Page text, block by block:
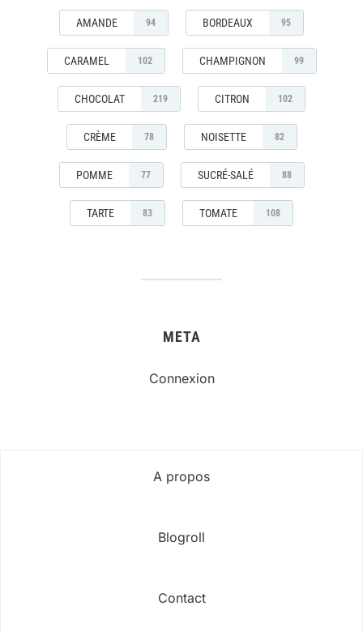
AMANDE 94 BORDEAUX 95
CARAMEL 102 CHAMPIGNON 99
CHOCOLAT 219 CITRON 102
CRÈME 78 NOISETTE 82
POMME 77 SUCRÉ-SALÉ 88
TARTE 83 TOMATE 108
META
Connexion
A propos
Blogroll
Contact